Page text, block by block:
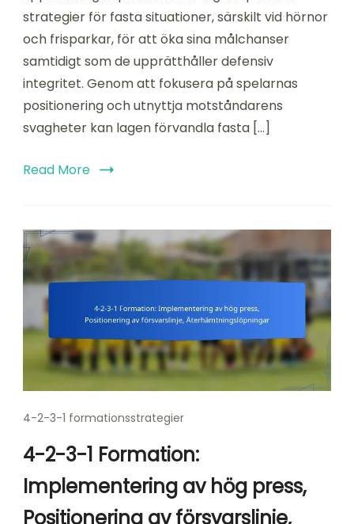
för
situationer,
Hörnspecialer,
Fria
strategier för fasta situationer, särskilt vid hörnor
och frisparkar, för att öka sina målchanser
samtidigt som de upprätthåller defensiv
integritet. Genom att fokusera på spelarnas
positionering och utnyttja motståndarens
svagheter kan lagen förvandla fasta […]
Read More
4-2-3-1 formationsstrategier
4-2-3-1 Formation:
Implementering av hög press,
Positionering av försvarslinje,